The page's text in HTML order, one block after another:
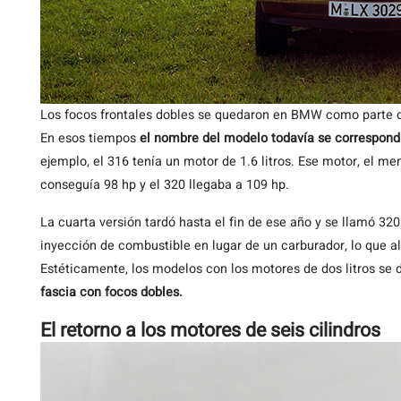
Los focos frontales dobles se quedaron en BMW como parte
En esos tiemposel nombre del modelo todavía se
ejemplo, el 316 tenía un motor de 1.6 litros. Ese motor, el
conseguía 98 hp y el 320 llegaba a 109 hp.
La cuarta versión tardó hasta el fin de ese año y se llamó
inyección de combustible en lugar de un carburador, lo que
Estéticamente, los modelos con los motores de dos litros se
fascia con focos dobles.
El retorno a los motores de seis cilindros